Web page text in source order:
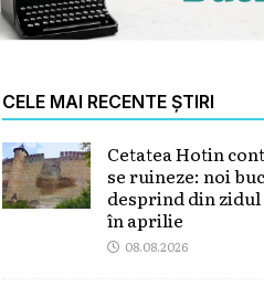
CELE MAI RECENTE ȘTIRI
Cetatea Hotin
se ruineze: noi
desprind din
în aprilie
08.08.2026